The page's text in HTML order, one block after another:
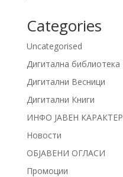
Categories
Uncategorised
Дигитална библиотека
Дигитални Весници
Дигитални Книги
ИНФО ЈАВЕН КАРАКТЕР
Новости
ОБЈАВЕНИ ОГЛАСИ
Промоции